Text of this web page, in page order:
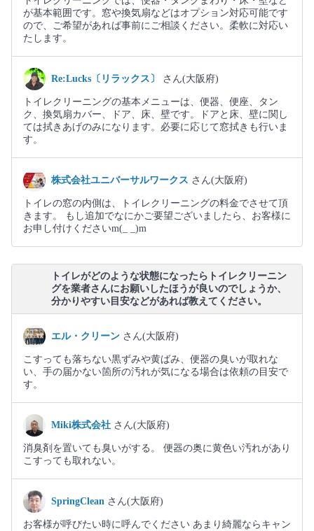
が基本範囲です。窓や換気扇などはオプション対応可能です
ので、ご希望があれば事前にご相談ください。柔軟に対応い
たします。
Re:Lucks〔リラックス〕 さん(大阪府)
トイレクリーニングの基本メニューは、便器、便座、タン
ク、換気扇カバー、ドア、床、壁です。ドアと床、壁に関し
ては拭きあげのみになります。必要に応じて窓拭きも行いま
す。
株式会社ユニバーサルワークス さん(大阪府)
トイレの窓の内側は、トイレクリーニングの料金でさせて頂
きます。 もし追加でなにかご要望ございましたら、お客様に
お申し付けくださいm(_ _)m
トイレがどのような状態になったらトイレクリーニン
グを業者さんにお願いしたほうが良いのでしょうか、
分かりやすい目安などがあれば教えてください。
エル・クリーン さん(大阪府)
こすっても落ちない黒ずみや黄ばみ、便器の臭いが取れな
い、手の届かない箇所の汚れが気になる場合は依頼の目安で
す。
Miki株式会社 さん(大阪府)
消臭剤を置いても臭いがする。 便器の奥に黄色い汚れがあり
こすっても取れない。
SpringClean さん(大阪府)
お客様が呼びたい時に呼んでください あまり綺麗ならキャン